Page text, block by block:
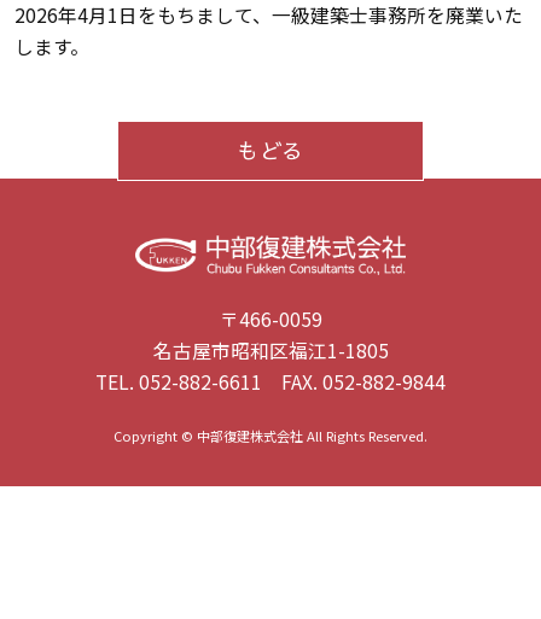
2026年4月1日をもちまして、一級建築士事務所を廃業いた
します。
もどる
〒466-0059
名古屋市昭和区福江1-1805
TEL. 052-882-6611 FAX. 052-882-9844
Copyright © 中部復建株式会社 All Rights Reserved.